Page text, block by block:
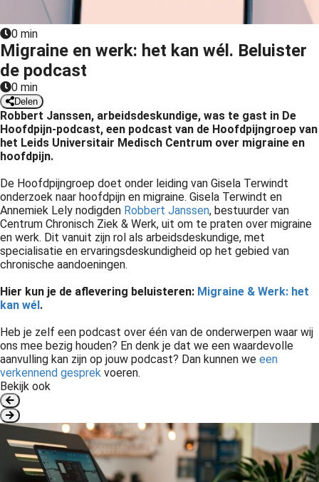
0 min
Migraine en werk: het kan wél. Beluister
de podcast
0 min
Delen
Robbert Janssen, arbeidsdeskundige, was te gast in De
Hoofdpijn-podcast, een podcast van de Hoofdpijngroep van
het Leids Universitair Medisch Centrum over migraine en
hoofdpijn.
De Hoofdpijngroep doet onder leiding van Gisela Terwindt
onderzoek naar hoofdpijn en migraine. Gisela Terwindt en
Annemiek Lely nodigden Robbert Janssen, bestuurder van
Centrum Chronisch Ziek & Werk, uit om te praten over migraine
en werk. Dit vanuit zijn rol als arbeidsdeskundige, met
specialisatie en ervaringsdeskundigheid op het gebied van
chronische aandoeningen.
Hier kun je de aflevering beluisteren: Migraine & Werk: het
kan wél.
Heb je zelf een podcast over één van de onderwerpen waar wij
ons mee bezig houden? En denk je dat we een waardevolle
aanvulling kan zijn op jouw podcast? Dan kunnen we een
verkennend gesprek voeren.
Bekijk ook
niet
worden
om
te
over
van
op
gebruikt
de
Hierdoor
website-
van